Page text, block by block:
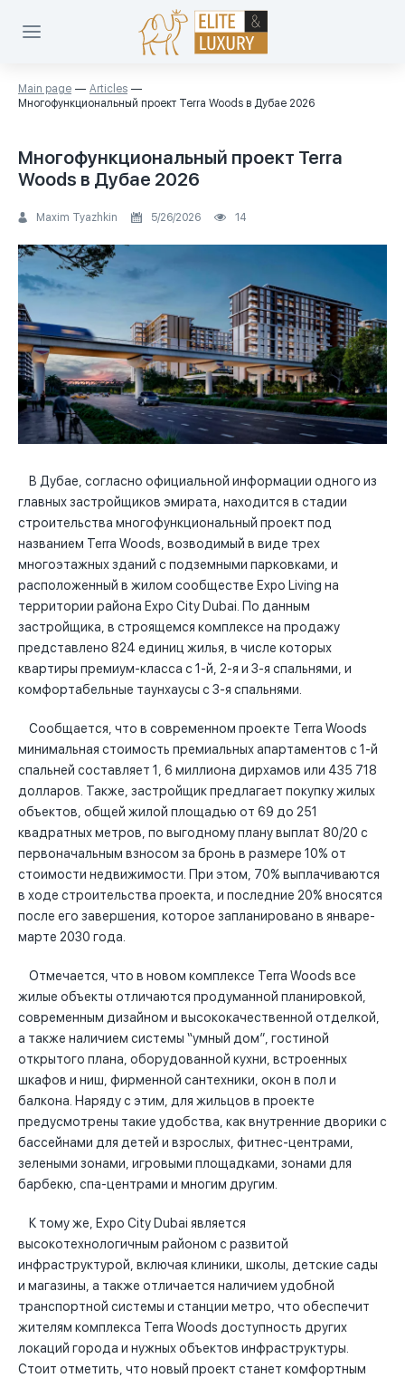
Main page
Articles
Многофункциональный проект Terra Woods в Дубае 2026
Многофункциональный проект Terra
Woods в Дубае 2026
Maxim Tyazhkin 5/26/2026 14
В Дубае, согласно официальной информации одного из
главных застройщиков эмирата, находится в стадии
строительства многофункциональный проект под
названием Terra Woods, возводимый в виде трех
многоэтажных зданий с подземными парковками, и
расположенный в жилом сообществе Expo Living на
территории района Expo City Dubai. По данным
застройщика, в строящемся комплексе на продажу
представлено 824 единиц жилья, в числе которых
квартиры премиум-класса с 1-й, 2-я и 3-я спальнями, и
комфортабельные таунхаусы с 3-я спальнями.
Сообщается, что в современном проекте Terra Woods
минимальная стоимость премиальных апартаментов с 1-й
спальней составляет 1, 6 миллиона дирхамов или 435 718
долларов. Также, застройщик предлагает покупку жилых
объектов, общей жилой площадью от 69 до 251
квадратных метров, по выгодному плану выплат 80/20 с
первоначальным взносом за бронь в размере 10% от
стоимости недвижимости. При этом, 70% выплачиваются
в ходе строительства проекта, и последние 20% вносятся
после его завершения, которое запланировано в январе-
марте 2030 года.
Отмечается, что в новом комплексе Terra Woods все
жилые объекты отличаются продуманной планировкой,
современным дизайном и высококачественной отделкой,
а также наличием системы “умный дом”, гостиной
открытого плана, оборудованной кухни, встроенных
шкафов и ниш, фирменной сантехники, окон в пол и
балкона. Наряду с этим, для жильцов в проекте
предусмотрены такие удобства, как внутренние дворики с
бассейнами для детей и взрослых, фитнес-центрами,
зелеными зонами, игровыми площадками, зонами для
барбекю, спа-центрами и многим другим.
К тому же, Expo City Dubai является
высокотехнологичным районом с развитой
инфраструктурой, включая клиники, школы, детские сады
и магазины, а также отличается наличием удобной
транспортной системы и станции метро, что обеспечит
жителям комплекса Terra Woods доступность других
локаций города и нужных объектов инфраструктуры.
Стоит отметить, что новый проект станет комфортным